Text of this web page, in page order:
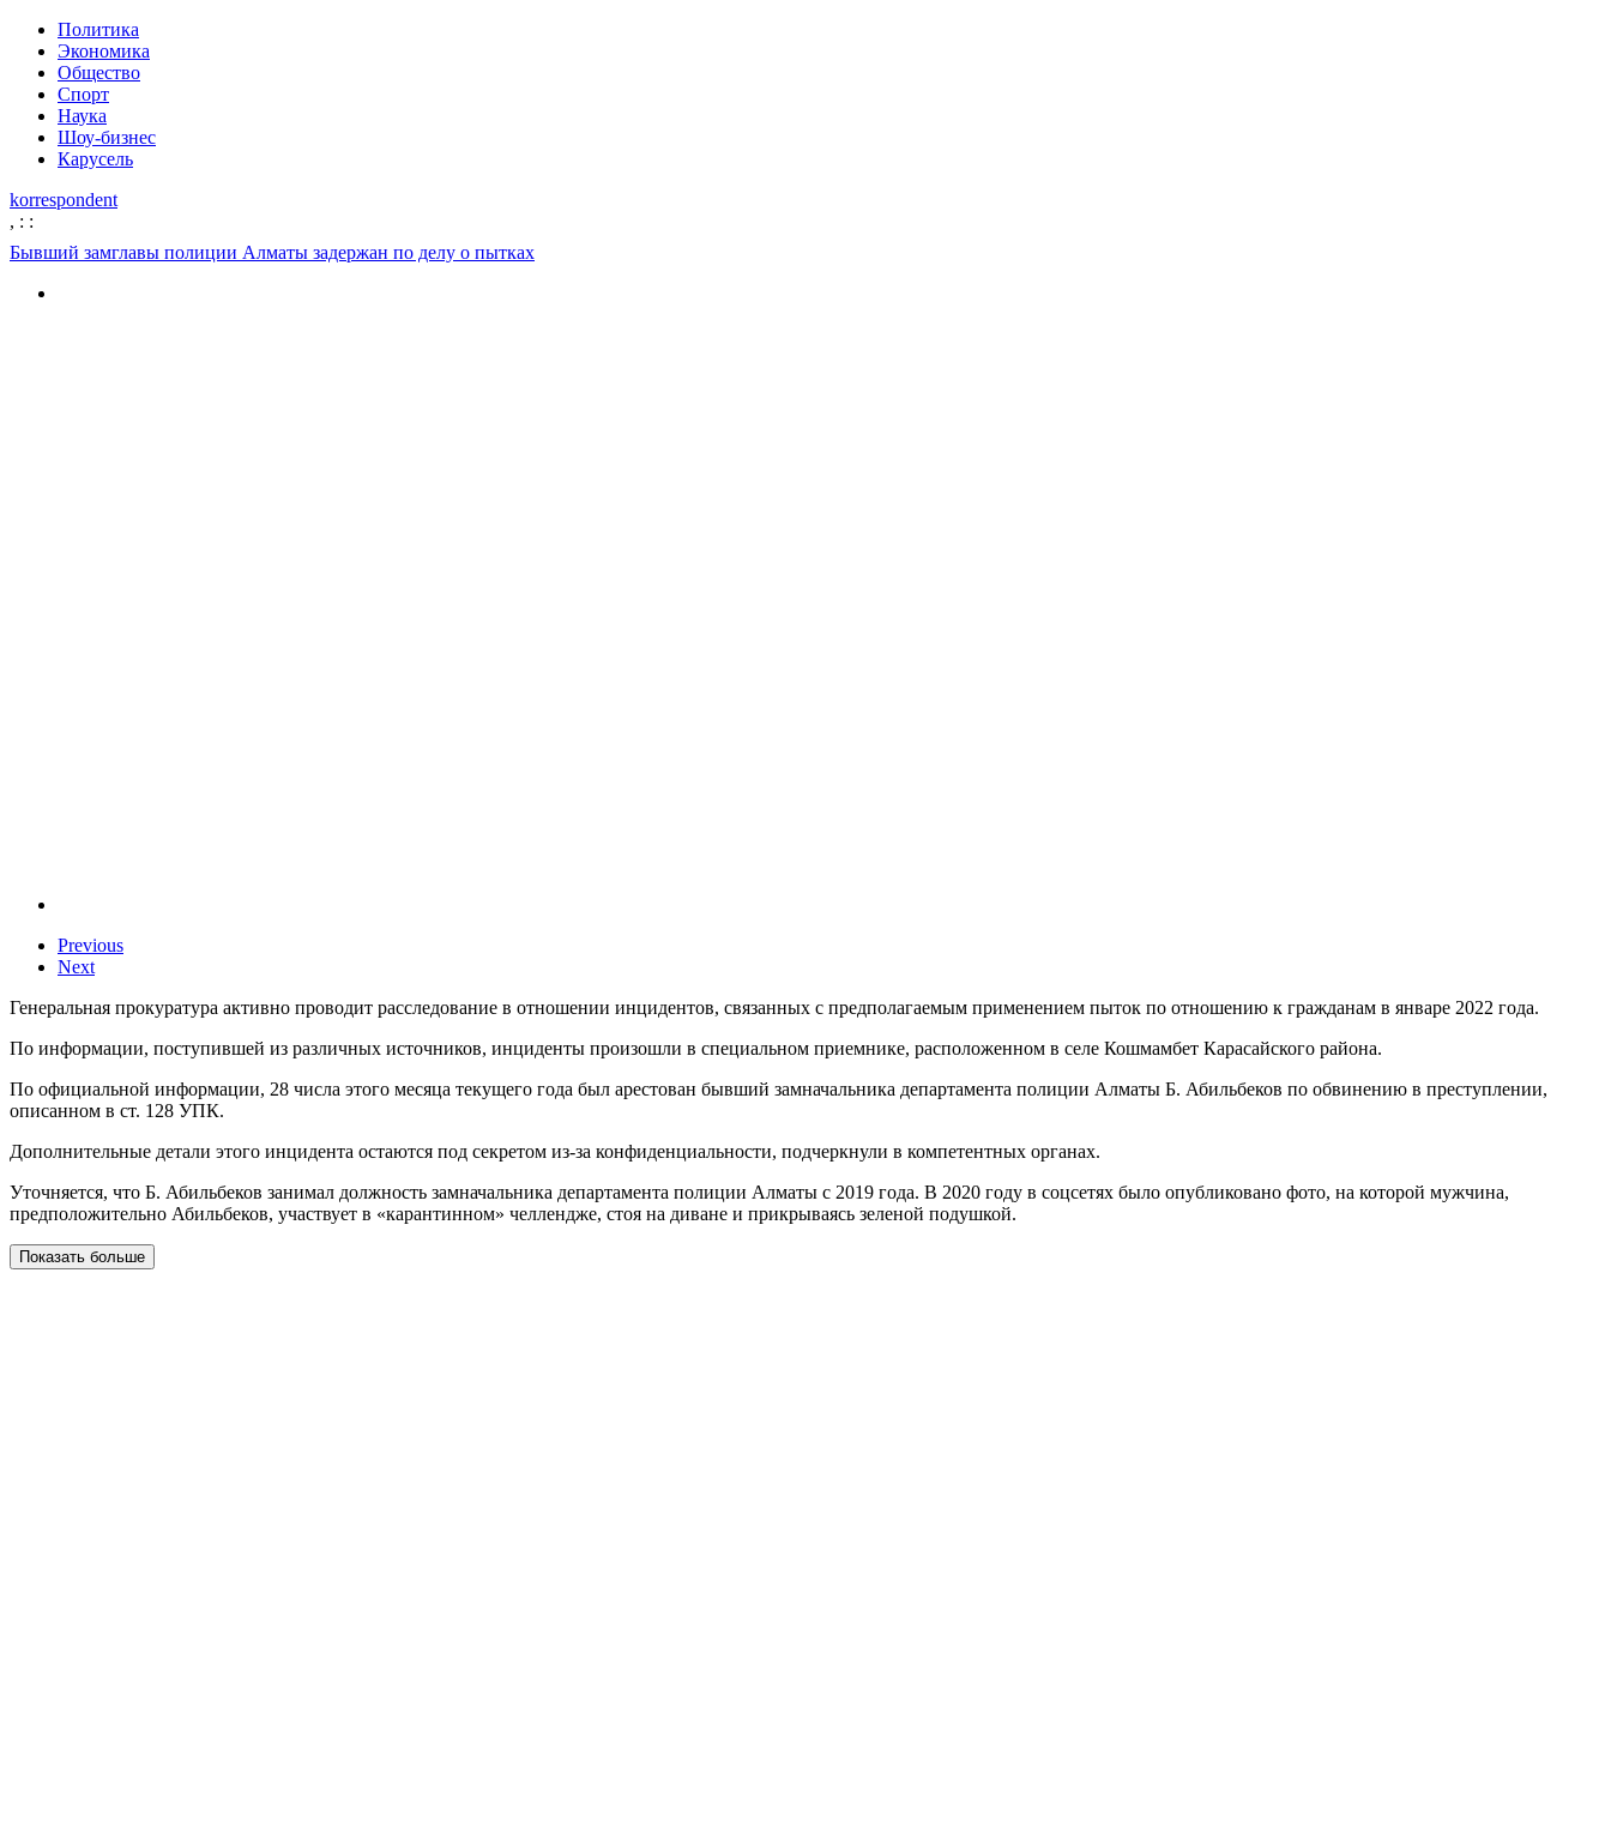
Политика
Экономика
Общество
Спорт
Наука
Шоу-бизнес
Карусель
korrespondent
, : :
Бывший замглавы полиции Алматы задержан по делу о пытках
Previous
Next
Генеральная прокуратура активно проводит расследование в отношении инцидентов, связанных с предполагаемым применением пыток по отношению к гражданам в январе 2022 года.
По информации, поступившей из различных источников, инциденты произошли в специальном приемнике, расположенном в селе Кошмамбет Карасайского района.
По официальной информации, 28 числа этого месяца текущего года был арестован бывший замначальника департамента полиции Алматы Б. Абильбеков по обвинению в преступлении,
описанном в ст. 128 УПК.
Дополнительные детали этого инцидента остаются под секретом из-за конфиденциальности, подчеркнули в компетентных органах.
Уточняется, что Б. Абильбеков занимал должность замначальника департамента полиции Алматы с 2019 года. В 2020 году в соцсетях было опубликовано фото, на которой мужчина,
предположительно Абильбеков, участвует в «карантинном» челлендже, стоя на диване и прикрываясь зеленой подушкой.
Показать больше